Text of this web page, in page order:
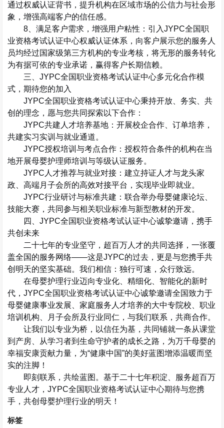
通过权威认证背书，提升机构在区域市场的公信力与社会形
象，增强高端客户的信任感。
8 、满足客户需求，增强用户粘性 ：引入JYPC全国职
业资格考试认证中心权威认证体系，向客户展示您的服务人
员均经过国家级第三方机构的专业考核，将无形的服务转化
为有据可依的专业承诺，赢得客户长期信赖。
三、JYPC全国职业资格考试认证中心多元化合作模
式，期待您的加入
JYPC全国职业资格考试认证中心秉持开放、务实、共
创的理念，愿与您共同探索以下合作：
JYPC共建人才培养基地 ：开展校企合作、订单培养，
共建实习实训与就业通道。
JYPC授权培训与考点合作 ：授权符合条件的机构在当
地开展母婴护理师培训与等级认证服务。
JYPC 人才推荐与就业对接 ：建立持证人才与龙头家
政、高端月子会所的高效对接平台，实现毕业即就业。
JYPC行业研讨与标准共建 ：联合举办母婴健康论坛、
技能大赛，共同参与相关职业标准与新型教材的开发。
四、JYPC全国职业资格考试认证中心诚挚邀请，携手
共创未来
二十七年的专业坚守，超百万人才的共同选择，一张覆
盖全国的服务网络——这是JYPC的过去，更是与您携手共
创明天的坚实基础。我们相信：独行可速，众行致远。
在母婴护理行业迈向专业化、精细化、智能化的新时
代，JYPC全国职业资格考试认证中心诚挚邀请全国致力于
母婴健康事业发展、家庭服务人才培养的大中专院校、职业
培训机构、月子会所及行业同仁，与我们联系，共商合作。
让我们以专业为桥，以信任为基，共同铺就一条从课堂
到产房、从学习者到生命守护者的成长之路，为万千母婴的
幸福安康贡献力量，为“健康中国”的美好蓝图增添温暖而坚
实的注脚！
即刻联系，共绘蓝图。基于二十七年积淀、服务超百万
专业人才，JYPC全国职业资格考试认证中心期待与您携
手，共创母婴护理行业的明天！
标签